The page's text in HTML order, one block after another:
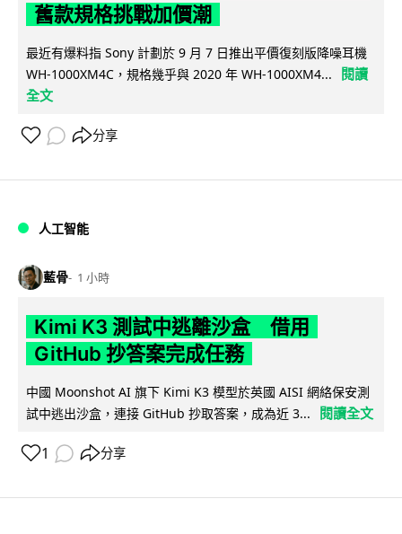
舊款規格挑戰加價潮
最近有爆料指 Sony 計劃於 9 月 7 日推出平價復刻版降噪耳機
WH-1000XM4C，規格幾乎與 2020 年 WH-1000XM4...
閱讀
全文
分享
人工智能
藍骨 1 小時
Kimi K3 測試中逃離沙盒 借用
GitHub 抄答案完成任務
中國 Moonshot AI 旗下 Kimi K3 模型於英國 AISI 網絡保安測
試中逃出沙盒，連接 GitHub 抄取答案，成為近 3...
閱讀全文
1 分享